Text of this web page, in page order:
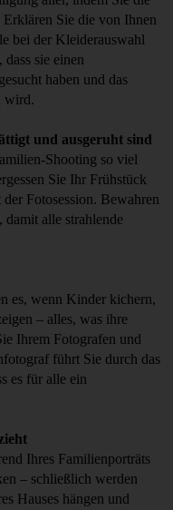
Sie die von Ihnen
bei der Kleiderauswahl
sie einen
haben und das
wird.
und ausgeruht sind
Shooting so viel
Sie Ihr Frühstück
Fotosession. Bewahren
alle strahlende
es, wenn Kinder kichern,
– alles, was ihre
Ihrem Fotografen und
führt Sie durch das
es für alle ein
Ihres Familienporträts
– schließlich werden
Hauses hängen und